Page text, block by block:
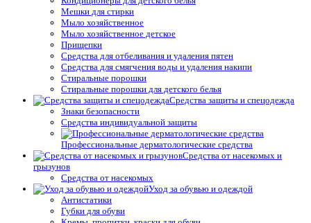
Мешки для стирки
Мыло хозяйственное
Мыло хозяйственное детское
Прищепки
Средства для отбеливания и удаления пятен
Средства для смягчения воды и удаления накипи
Стиральные порошки
Стиральные порошки для детского белья
Средства защиты и спецодежда
Знаки безопасности
Средства индивидуальной защиты
Профессиональные дерматологические средства
Средства от насекомых и
грызунов
Средства от насекомых
Уход за обувью и одеждой
Антистатики
Губки для обуви